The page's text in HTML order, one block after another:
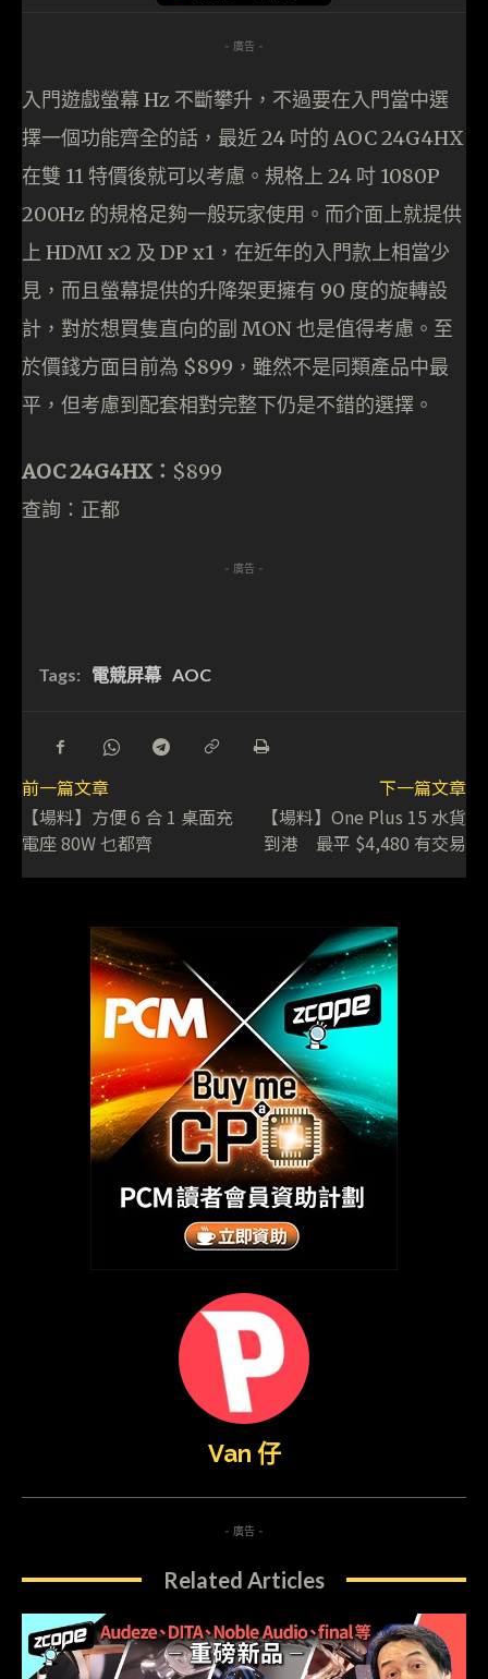
- 廣告 -
入門遊戲螢幕 Hz 不斷攀升，不過要在入門當中選
擇一個功能齊全的話，最近 24 吋的 AOC 24G4HX
在雙 11 特價後就可以考慮。規格上 24 吋 1080P
200Hz 的規格足夠一般玩家使用。而介面上就提供
上 HDMI x2 及 DP x1，在近年的入門款上相當少
見，而且螢幕提供的升降架更擁有 90 度的旋轉設
計，對於想買隻直向的副 MON 也是值得考慮。至
於價錢方面目前為 $899，雖然不是同類產品中最
平，但考慮到配套相對完整下仍是不錯的選擇。
AOC 24G4HX： $899
查詢：正都
- 廣告 -
Tags: 電競屏幕 AOC
前一篇文章
【場料】方便 6 合 1 桌面充
電座 80W 乜都齊
下一篇文章
【場料】One Plus 15 水貨
到港 最平 $4,480 有交易
Van 仔
- 廣告 -
Related Articles